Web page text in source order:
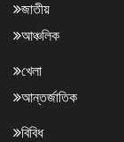
জাতীয়
আঞ্চলিক
খেলা
আন্তর্জাতিক
বিবিধ